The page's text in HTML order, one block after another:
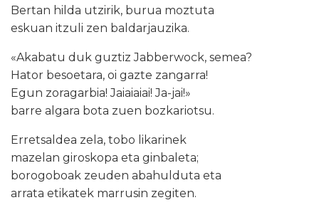
Bertan hilda utzirik, burua moztuta
eskuan itzuli zen baldarjauzika.
«Akabatu duk guztiz Jabberwock, semea?
Hator besoetara, oi gazte zangarra!
Egun zoragarbia! Jaiaiaiai! Ja-jai!»
barre algara bota zuen bozkariotsu.
Erretsaldea zela, tobo likarinek
mazelan giroskopa eta ginbaleta;
borogoboak zeuden abahulduta eta
arrata etikatek marrusin zegiten.